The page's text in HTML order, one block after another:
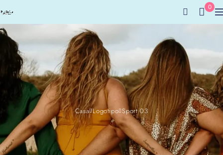
0
Casa Logotipo Sport 03